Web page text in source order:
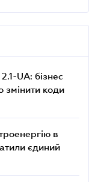
UA: бізнес
змінити коди
в
єдиний